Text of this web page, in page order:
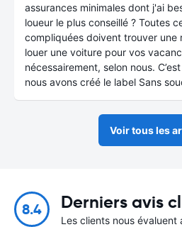
assurances minimales dont j'ai
loueur le plus conseillé ? Toutes
compliquées doivent trouver une
louer une voiture pour vos
nécessairement, selon nous.
nous avons créé le label Sans
Voir tous les
8.4 Derniers avis
Les clients nous